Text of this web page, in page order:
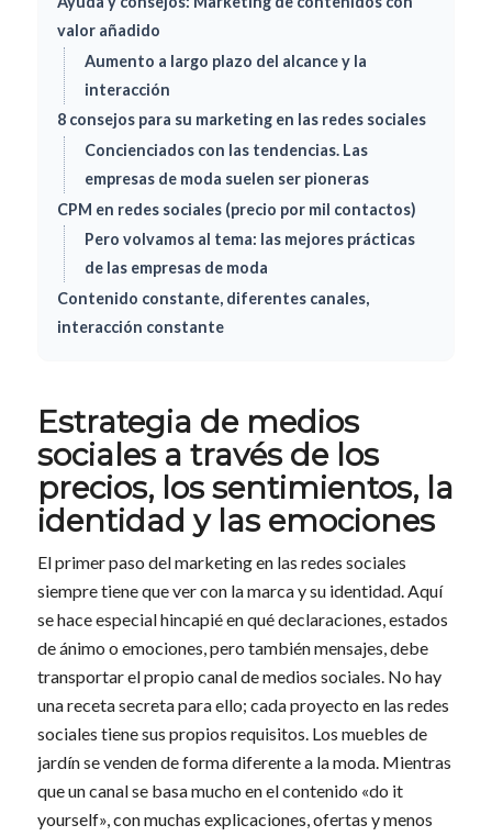
valor añadido
Aumento a largo plazo del alcance y la
interacción
8 consejos para su marketing en las redes sociales
Concienciados con las tendencias. Las
empresas de moda suelen ser pioneras
CPM en redes sociales (precio por mil contactos)
Pero volvamos al tema: las mejores prácticas
de las empresas de moda
Contenido constante, diferentes canales,
interacción constante
Estrategia de medios
sociales a través de los
precios, los sentimientos, la
identidad y las emociones
El primer paso del marketing en las redes sociales
siempre tiene que ver con la marca y su identidad. Aquí
se hace especial hincapié en qué declaraciones, estados
de ánimo o emociones, pero también mensajes, debe
transportar el propio canal de medios sociales. No hay
una receta secreta para ello; cada proyecto en las redes
sociales tiene sus propios requisitos. Los muebles de
jardín se venden de forma diferente a la moda. Mientras
que un canal se basa mucho en el contenido «do it
yourself», con muchas explicaciones, ofertas y menos